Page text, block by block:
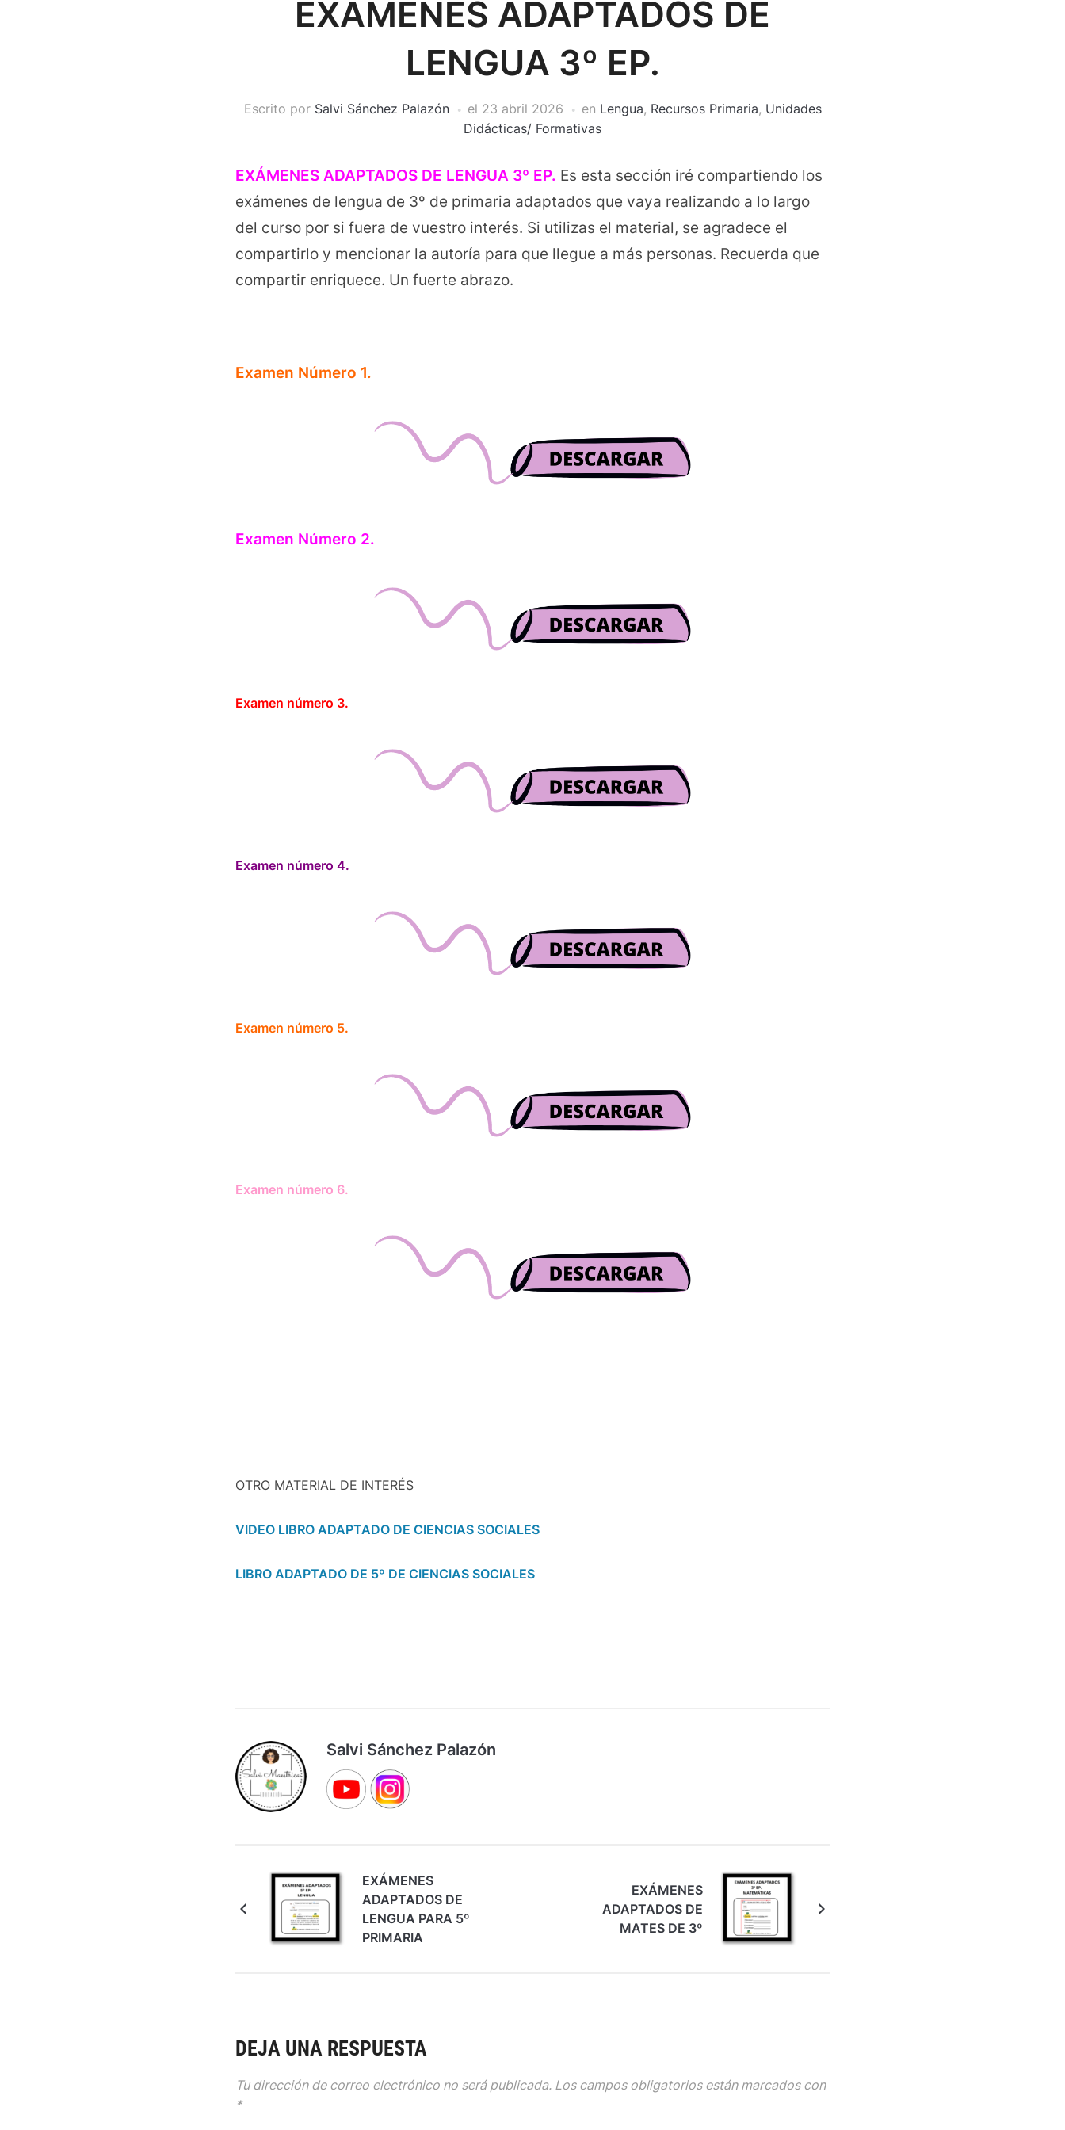
EXÁMENES ADAPTADOS DE
LENGUA 3º EP.
Escrito por Salvi Sánchez Palazón el 23 abril 2026 en Lengua, Recursos Primaria, Unidades
Didácticas/ Formativas
EXÁMENES ADAPTADOS DE LENGUA 3º EP. Es esta sección iré compartiendo los
exámenes de lengua de 3º de primaria adaptados que vaya realizando a lo largo
del curso por si fuera de vuestro interés. Si utilizas el material, se agradece el
compartirlo y mencionar la autoría para que llegue a más personas. Recuerda que
compartir enriquece. Un fuerte abrazo.
Examen Número 1.
Examen Número 2.
Examen número 3.
Examen número 4.
Examen número 5.
Examen número 6.
OTRO MATERIAL DE INTERÉS
VIDEO LIBRO ADAPTADO DE CIENCIAS SOCIALES
LIBRO ADAPTADO DE 5º DE CIENCIAS SOCIALES
Salvi Sánchez Palazón
EXÁMENES
ADAPTADOS DE
LENGUA PARA 5º
PRIMARIA
EXÁMENES
ADAPTADOS DE
MATES DE 3º
DEJA UNA RESPUESTA
Tu dirección de correo electrónico no será publicada. Los campos obligatorios están marcados con
*